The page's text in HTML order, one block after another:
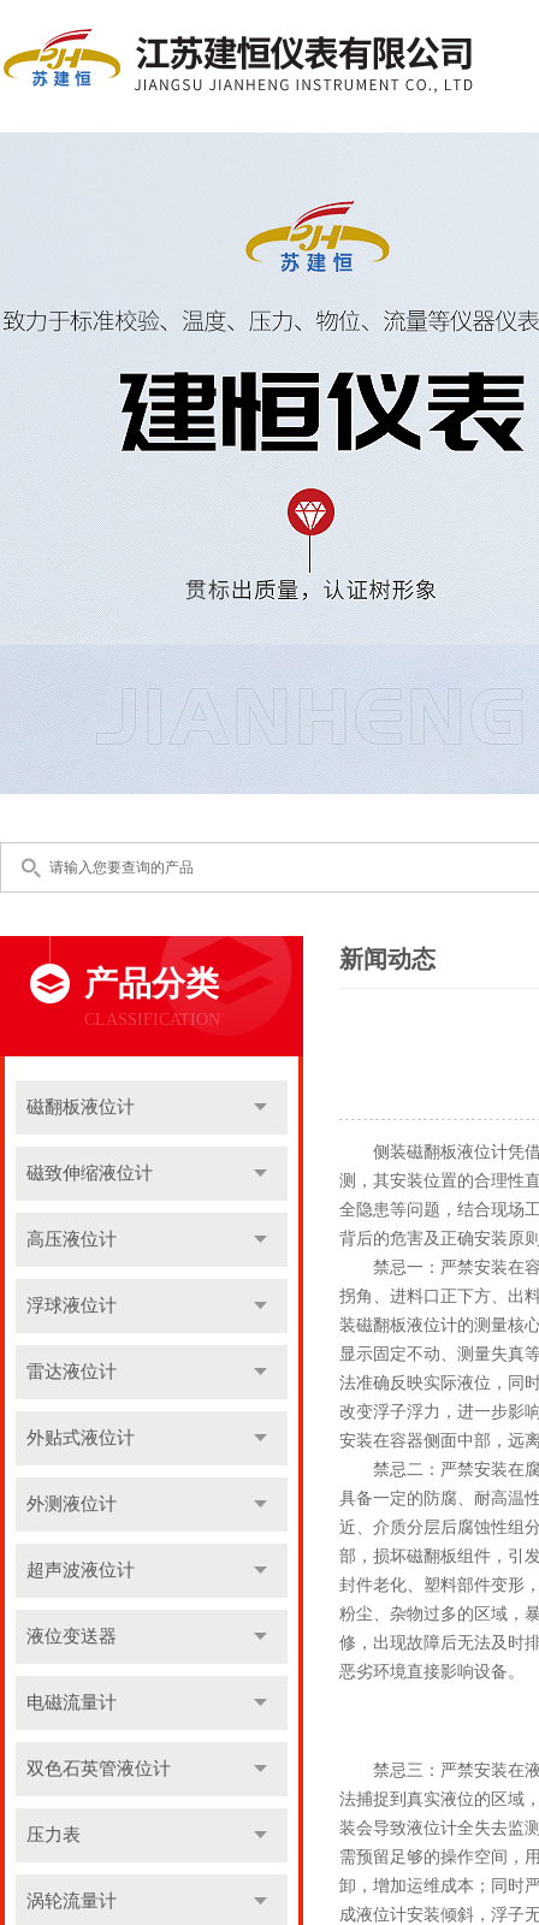
产品分类
CLASSIFICATION
磁翻板液位计
磁致伸缩液位计
高压液位计
浮球液位计
雷达液位计
外贴式液位计
外测液位计
超声波液位计
液位变送器
电磁流量计
双色石英管液位计
压力表
涡轮流量计
新闻动态
侧装磁翻板液位计凭借
测，其安装位置的合理性
全隐患等问题，结合现场
背后的危害及正确安装原
禁忌一：严禁安装在容
拐角、进料口正下方、出
装磁翻板液位计的测量核
显示固定不动、测量失真
法准确反映实际液位，同
改变浮子浮力，进一步影
安装在容器侧面中部，远
禁忌二：严禁安装在腐
具备一定的防腐、耐高温
近、介质分层后腐蚀性组
部，损坏磁翻板组件，引
封件老化、塑料部件变形
粉尘、杂物过多的区域，
修，出现故障后无法及时
恶劣环境直接影响设备。
禁忌三：严禁安装在液
法捕捉到真实液位的区域
装会导致液位计全失去监
需预留足够的操作空间，
卸，增加运维成本；同时
成液位计安装倾斜，浮子